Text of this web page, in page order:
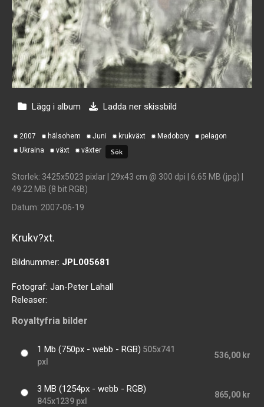
Lägg i album Ladda ner skissbild
2007 hälsohem Juni krukväxt Medobory
pelagon
Ukraina
växt växter
Storlek: 3425x5023 pixlar | 29x43 cm @ 300 dpi | 6.65 MB (jpg) |
49.22 MB (8 bit RGB)
Datum: 2007-06-19
Krukv?xt.
Bildnummer: JPL005681
Fotograf: Jan-Peter Lahall
Releaser:
Royaltyfria bilder
1 Mb (750px - webb - RGB) 505x741
pxl
536,00 kr
3 MB (1254px - webb - RGB)
845x1239 pxl
865,00 kr